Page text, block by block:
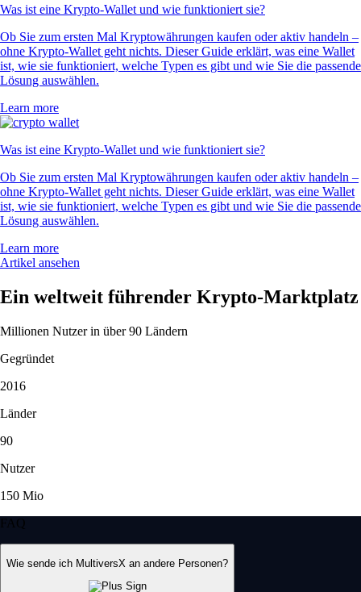
Was ist eine Krypto-Wallet und wie funktioniert sie?
Ob Sie zum ersten Mal Kryptowährungen kaufen oder aktiv handeln –
ohne Krypto-Wallet geht nichts. Dieser Guide erklärt, was eine Wallet
ist, wie sie funktioniert, welche Typen es gibt und wie Sie die passende
Lösung auswählen.
Learn more
Was ist eine Krypto-Wallet und wie funktioniert sie?
Ob Sie zum ersten Mal Kryptowährungen kaufen oder aktiv handeln –
ohne Krypto-Wallet geht nichts. Dieser Guide erklärt, was eine Wallet
ist, wie sie funktioniert, welche Typen es gibt und wie Sie die passende
Lösung auswählen.
Learn more
Artikel ansehen
Ein weltweit führender Krypto-Marktplatz
Millionen Nutzer in über 90 Ländern
Gegründet
2016
Länder
90
Nutzer
150 Mio
FAQ
Wie sende ich MultiversX an andere Personen?